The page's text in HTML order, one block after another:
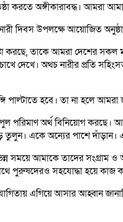
করতে অঙ্গীকারাবদ্ধ। আমরা
দিবস উপলক্ষে আয়োজিত
করছে, তাকে আমরা দেশের
দেখে। অথচ নারীর প্রতি
পাল্টাতে হবে। তা না হলে
পরিমাণ অর্থ বিনিয়োগ
তুলুন। একে অন্যের পাশে
সময়ে আমাকে তাদের
পুরুষদেরও সহযোদ্ধা হয়ে কাজ
এগিয়ে আসার আহ্বান